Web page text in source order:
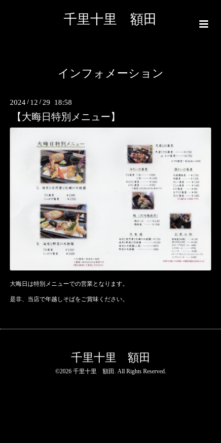
千里十里 額田
インフォメーション
2024 / 12 / 29 18:58
【大晦日特別メニュー】
大晦日は特別メニューでの営業となります。
是非、当店で年越しそばをご賞味ください。
千里十里 額田
©2026 千里十里 額田 . All Rights Reserved.